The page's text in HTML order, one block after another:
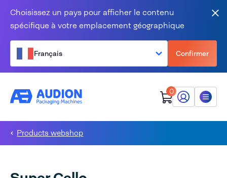
Choisissez un pays pour afficher le contenu
spécifique à votre emplacement géographique
Français Confirmer
0
Mon Audion
Menu
Products webshop